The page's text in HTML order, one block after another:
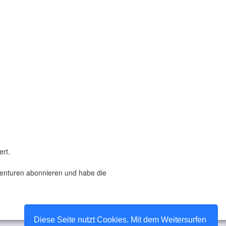
Diese Seite nutzt Cookies. Mit dem Weitersurfen
abonnieren und habe die